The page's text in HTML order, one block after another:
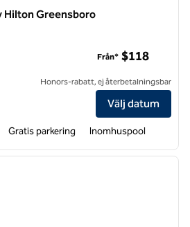
Hilton Greensboro
Suites by Hilton Greensboro
Från* $118
Honors-rabatt, ej återbetalningsbar
Välj datum
Gratis parkering Inomhuspool
nästa